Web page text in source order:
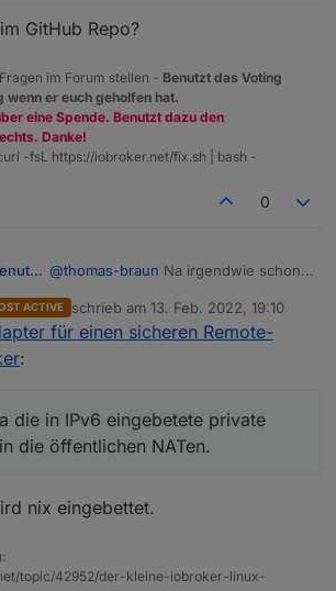
GitHub Repo?
im Forum stellen - Benutzt das Voting
wenn er euch geholfen hat.
eine Spende. Benutzt dazu den
Danke!
-fsL https://iobroker.net/fix.sh | bash -
0
Ein ehemaliger Benutzer @thomas-braun Na irgendwie schon.
eingebetete private IPv4 Adressen in
die öffentlichen NATen. Der NAT
ACTIVE schrieb am 13. Feb. 2022, 19:10
zuletzt editiert von
für einen sicheren Remote-
:
die in IPv6 eingebetete private
die öffentlichen NATen.
nix eingebettet.
topic/42952/der-kleine-iobroker-linux-